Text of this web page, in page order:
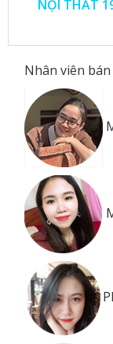
NỘI THẤT
Nhân viên